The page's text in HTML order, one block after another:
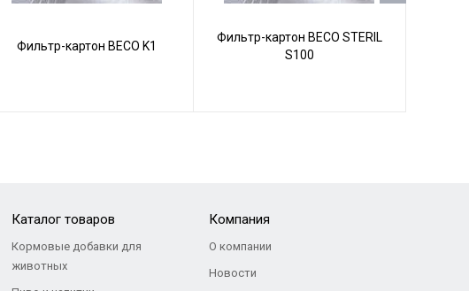
Фильтр-картон BECO K1
Фильтр-картон BECO STERIL
S100
Каталог товаров
Кормовые добавки для
животных
Компания
О компании
Новости